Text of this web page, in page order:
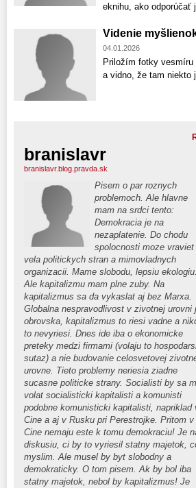
eknihu, ako
Videnie
04.01.2026
Priložím fotky
a vidno, že tam niekto
branislavr
branislavr.blog.pravda.sk
Pisem o par roznych
problemoch. Ale hlavne
mam na srdci tento:
Demokracia je na
nezaplatenie. Do chodu
spolocnosti moze vraviet
vela politickych stran a mimovladnych
organizacii. Mame slobodu, lepsiu ekologiu.
Ale kapitalizmu mam plne zuby. Na
kapitalizmus sa da vykaslat aj bez Marxa.
Globalna nespravodlivost v zivotnej urovni
obrovska, kapitalizmus to riesi vadne a
to nevyriesi. Dnes ide iba o ekonomicke
preteky medzi firmami (volaju to
sutaz) a nie budovanie celosvetovej
urovne. Tieto problemy neriesia ziadne
sucasne politicke strany. Socialisti by sa
volat socialisticki kapitalisti a komunisti
podobne komunisticki kapitalisti, napriklad
Cine a aj v Rusku pri Perestrojke. Pritom v
Cine nemaju este k tomu demokraciu! Je
diskusiu, ci by to vyriesil statny majetok,
myslim. Ale musel by byt slobodny a
demokraticky. O tom pisem. Ak by bol iba
statny majetok, nebol by kapitalizmus! Je